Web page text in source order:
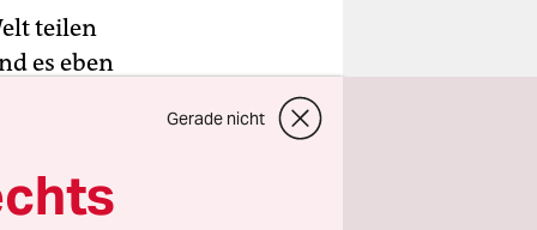
teilen
es eben
Gerade nicht